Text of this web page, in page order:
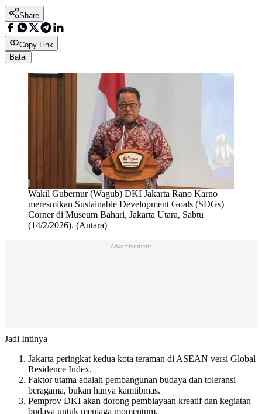
Share
Copy Link
Batal
Wakil Gubernur (Wagub) DKI Jakarta Rano Karno
meresmikan Sustainable Development Goals (SDGs)
Corner di Museum Bahari, Jakarta Utara, Sabtu
(14/2/2026). (Antara)
Advertisement
Jadi Intinya
Jakarta peringkat kedua kota teraman di ASEAN versi Global
Residence Index.
Faktor utama adalah pembangunan budaya dan toleransi
beragama, bukan hanya kamtibmas.
Pemprov DKI akan dorong pembiayaan kreatif dan kegiatan
budaya untuk menjaga momentum.